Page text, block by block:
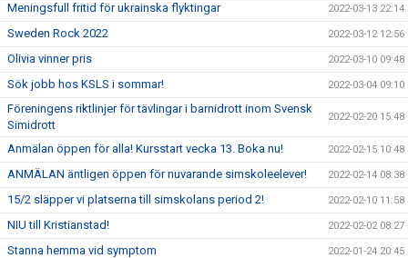
Meningsfull fritid för ukrainska flyktingar 2022-03-13 22:14
Sweden Rock 2022 2022-03-12 12:56
Olivia vinner pris 2022-03-10 09:48
Sök jobb hos KSLS i sommar! 2022-03-04 09:10
Föreningens riktlinjer för tävlingar i barnidrott inom Svensk
Simidrott
2022-02-20 15:48
Anmälan öppen för alla! Kursstart vecka 13. Boka nu! 2022-02-15 10:48
ANMÄLAN äntligen öppen för nuvarande simskoleelever! 2022-02-14 08:38
15/2 släpper vi platserna till simskolans period 2! 2022-02-10 11:58
NIU till Kristianstad! 2022-02-02 08:27
Stanna hemma vid symptom 2022-01-24 20:45